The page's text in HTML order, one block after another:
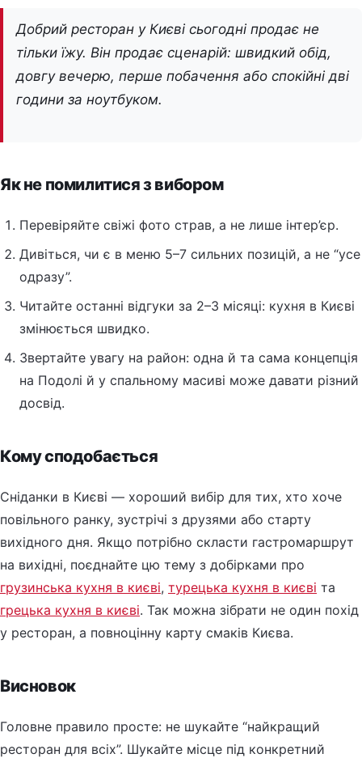
Добрий ресторан у Києві сьогодні продає не
тільки їжу. Він продає сценарій: швидкий обід,
довгу вечерю, перше побачення або спокійні дві
години за ноутбуком.
Як не помилитися з вибором
Перевіряйте свіжі фото страв, а не лише інтер’єр.
Дивіться, чи є в меню 5–7 сильних позицій, а не “усе
одразу”.
Читайте останні відгуки за 2–3 місяці: кухня в Києві
змінюється швидко.
Звертайте увагу на район: одна й та сама концепція
на Подолі й у спальному масиві може давати різний
досвід.
Кому сподобається
Сніданки в Києві — хороший вибір для тих, хто хоче
повільного ранку, зустрічі з друзями або старту
вихідного дня. Якщо потрібно скласти гастромаршрут
на вихідні, поєднайте цю тему з добірками про
грузинська кухня в києві, турецька кухня в києві та
грецька кухня в києві. Так можна зібрати не один похід
у ресторан, а повноцінну карту смаків Києва.
Висновок
Головне правило просте: не шукайте “найкращий
ресторан для всіх”. Шукайте місце під конкретний